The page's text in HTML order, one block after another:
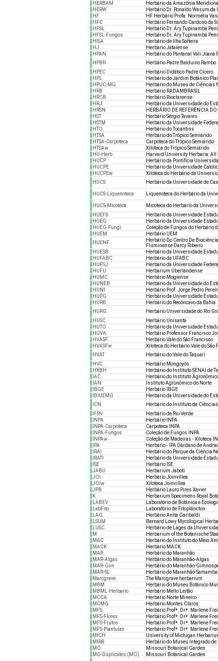
HERBAM
Herbário da Amazônia
HERW
Herbário Dr. Ronaldo Wasum
HF
HF Herbário Profa. Normélia
HFC
Herbário Fernando Cardoso da
HFSL
Herbário Dr. Ary Tupinambá
HFSL-Fungos
Herbário Dr. Ary Tupinambá
HISA
Herbário de Ilha Solteira
HJ
Herbario Jataiense
HPAN
Herbário do Pantanal Vali Joana
HPBR
Herbário Padre Balduino Rambo
HPEC
Herbário Didático Padre Cícero
HPL
Herbário do Jardim Botânico
HPUC-MG
Herbário do Museu de Ciências
HRB
Herbário RADAMBRASIL
HRCB
Herbário Rioclarense
HRJ
Herbário da Universidade do
HRSN
HERBÁRIO DE REFERÊNCIA
HST
Herbário Sérgio Tavares
HSTM
Herbário da Universidade
HTO
Herbário do Tocantins
HTSA
Herbário do Trópico Semiárido
HTSA-Carpoteca
Carpoteca do Trópico Semiárido
HTSAw
Xiloteca do Trópico Semiárido
HU-Herb
Harvard University Herbaria: All
HUCP
Herbário da Pontifícia
HUCPE
Herbário da Universidade
HUCPEw
Xiloteca do Herbário da
HUCS
Herbário da Universidade de
HUCS-Liquenoteca Liquenoteca do Herbário da
HUCS-Micoteca
Micoteca do Herbário da
HUEFS
Herbario da Universidade
HUEG
Herbário da Universidade
HUEG-Fungi
Coleção de Fungos do Herbário
HUEM
Herbário UEM
HUENF
Herbário Do Centro De
Fluminense Darcy Ribeiro
HUESB
Herbário da Universidade
HUFABC
Herbário da UFABC
HUFSJ
Herbário da Universidade
HUFU
Herbarium Uberlandense
HUMC
Herbário Mogiense
HUNEB
Herbário da Universidade do
HUNI
Herbário Prof. Jorge Pedro
HUPG
Herbário da Universidade
HURB
Herbário do Recôncavo da Bahia
HURG
Herbário Universidade do RIo
HUSC
Herbário Unisanta
HUTO
Herbário da Universidade
HUVA
Herbário Professor Francisco
HVASF
Herbário Vale do São Francisco
HVASFw
Xiloteca do Herbário Vale do São
HVAT
Herbário do Vale do Taquari
HVC
Herbário Mongoyós
HXBH
Herbário do Instituto SENAI de
IAC
Herbário do Instituto
IAN
Instituto Agronômico do Norte
IBGE
Herbário IBGE
IBIUEMG
Herbário da Universidade do
ICN
Herbário do Instituto de
IFRV
Herbário de Rio Verde
INPA
Herbário INPA
INPA-Carpoteca
Carpoteca INPA
INPA-Fungos
Coleção de Fungos INPA
INPAw
Coleção de Madeiras - Xiloteca
IPA
Herbário - IPA Dárdano de
IRAI
Herbário do Parque da Ciência
IRATI
Herbário da Universidade
ISE
Herbário ISE
JABU
Herbarium Jaboti
JOI
Herbário Joinvillea
JOIw
Xiloteca Joinvillea
JPB
Herbário Lauro Pires Xavier
K
Herbarium Specimens Royal
LABEV
Laboratório de Botânica e
LabFito
Laboratório de Fitoplâncton
LAG
Herbário Anita Garibaldi
LSUM
Bernard Lowy Mycological
LUSC
Herbário de Lages da
M
Herbarium of the Botanische
MAC
Herbário do Instituto do Meio
MACK
Herbário MACK
MAR
Herbário do Maranhão
MAR-Algas
Herbário do Maranhão-Algas
MAR-Gim
Herbário do Maranhão-
MAR-SL
Herbário do Maranhão-
Marcgrave
The Marcgrave herbarium
MBM
Herbário do Museu Botânico
MBML-Herbario
Herbário Mello Leitão
MCCA
Herbário Norte Mineiro
MCMG
Herbário Montes Claros
MFS
Herbário Profª. Drª. Marlene
MFS-Flores
Herbário Profª. Drª. Marlene
MFS-Frutos
Herbário Profª. Drª. Marlene
MFS-Plantulas
Herbário Profª. Drª. Marlene
MICH
University of Michigan
MIRR
Herbário do Museu Integrado de
MO
Missouri Botanical Garden
MO-Duplicates (MO)
Missouri Botanical Garden